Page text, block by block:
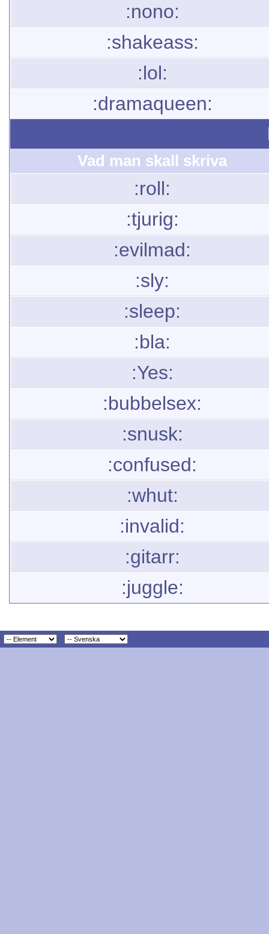
:nono:
:shakeass:
:lol:
:dramaqueen:
Vad man skall skriva
:roll:
:tjurig:
:evilmad:
:sly:
:sleep:
:bla:
:Yes:
:bubbelsex:
:snusk:
:confused:
:whut:
:invalid:
:gitarr:
:juggle: